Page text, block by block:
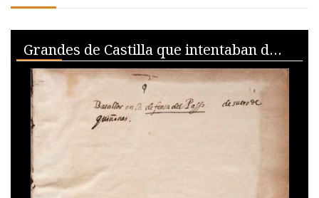
Media Viewer Grandes de Castilla que intentaban destronar a Enrique IV